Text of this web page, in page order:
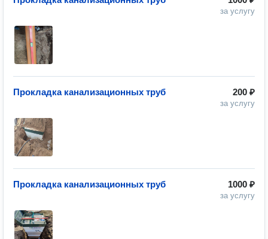
за услугу
200 ₽
за услугу
Прокладка канализационных труб
1000 ₽
за услугу
Прокладка канализационных труб